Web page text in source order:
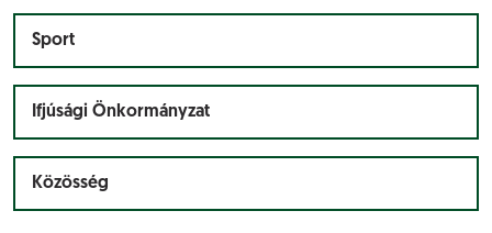
Sport
Ifjúsági Önkormányzat
Közösség